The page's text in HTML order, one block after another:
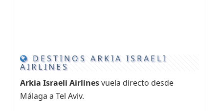
DESTINOS ARKIA ISRAELI
AIRLINES
Arkia Israeli Airlinesvuela directo desde
Málaga a Tel Aviv.